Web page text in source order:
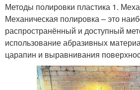
Методы полировки пластика 1.
Механическая полировка – это
распространённый и доступный
использование абразивных
царапин и выравнивания